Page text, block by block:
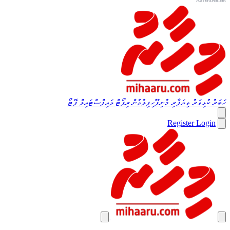
ހަބަރުކުޅިވަރު ވިޔަފާރި މުނިފޫހިފިލުވުންރިޕޯޓް ލައިފްސްޓައިލް ފޮޓޯ
RegisterLogin